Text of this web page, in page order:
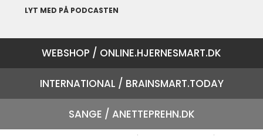
LYT MED PÅ PODCASTEN
WEBSHOP / ONLINE.HJERNESMART.DK
INTERNATIONAL / BRAINSMART.TODAY
SANGE / ANETTEPREHN.DK